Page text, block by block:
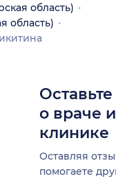
область)
область)
о враче
клинике
Оставляя
помогаете